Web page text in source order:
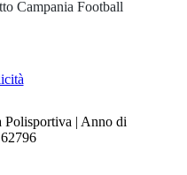
Polisportiva | Anno di